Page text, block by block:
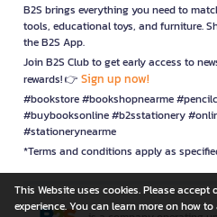
B2S brings everything you need to
tools, educational toys, and furniture.
the B2S App.
Join B2S Club to get early access to
rewards! 👉 Sign up now!
#bookstore #bookshopnearme
#buybooksonline #b2sstationery
#stationerynearme
*Terms and conditions apply as
This Website uses cookies. Please
experience. You can learn more on how